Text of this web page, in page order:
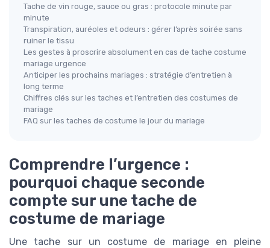
Tache de vin rouge, sauce ou gras : protocole minute par
minute
Transpiration, auréoles et odeurs : gérer l’après soirée sans
ruiner le tissu
Les gestes à proscrire absolument en cas de tache costume
mariage urgence
Anticiper les prochains mariages : stratégie d’entretien à
long terme
Chiffres clés sur les taches et l’entretien des costumes de
mariage
FAQ sur les taches de costume le jour du mariage
Comprendre l’urgence :
pourquoi chaque seconde
compte sur une tache de
costume de mariage
Une tache sur un costume de mariage en pleine